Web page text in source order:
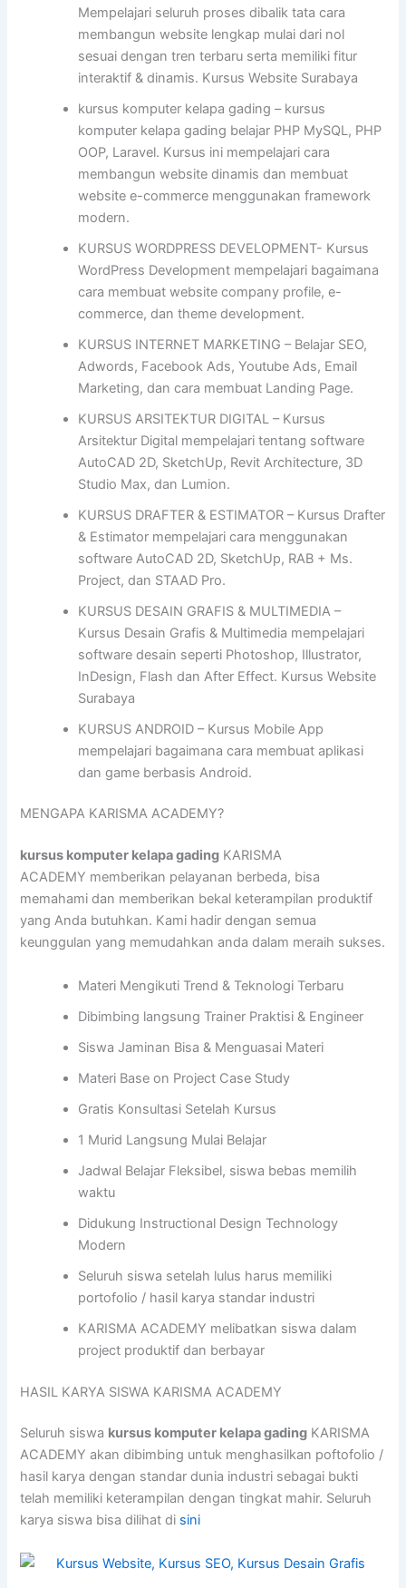
Mempelajari seluruh proses dibalik tata cara
membangun website lengkap mulai dari nol
sesuai dengan tren terbaru serta memiliki fitur
interaktif & dinamis. Kursus Website Surabaya
kursus komputer kelapa gading – kursus
komputer kelapa gading belajar PHP MySQL, PHP
OOP, Laravel. Kursus ini mempelajari cara
membangun website dinamis dan membuat
website e-commerce menggunakan framework
modern.
KURSUS WORDPRESS DEVELOPMENT- Kursus
WordPress Development mempelajari bagaimana
cara membuat website company profile, e-
commerce, dan theme development.
KURSUS INTERNET MARKETING – Belajar SEO,
Adwords, Facebook Ads, Youtube Ads, Email
Marketing, dan cara membuat Landing Page.
KURSUS ARSITEKTUR DIGITAL – Kursus
Arsitektur Digital mempelajari tentang software
AutoCAD 2D, SketchUp, Revit Architecture, 3D
Studio Max, dan Lumion.
KURSUS DRAFTER & ESTIMATOR – Kursus Drafter
& Estimator mempelajari cara menggunakan
software AutoCAD 2D, SketchUp, RAB + Ms.
Project, dan STAAD Pro.
KURSUS DESAIN GRAFIS & MULTIMEDIA –
Kursus Desain Grafis & Multimedia mempelajari
software desain seperti Photoshop, Illustrator,
InDesign, Flash dan After Effect. Kursus Website
Surabaya
KURSUS ANDROID – Kursus Mobile App
mempelajari bagaimana cara membuat aplikasi
dan game berbasis Android.
MENGAPA KARISMA ACADEMY?
kursus komputer kelapa gading KARISMA
ACADEMY memberikan pelayanan berbeda, bisa
memahami dan memberikan bekal keterampilan produktif
yang Anda butuhkan. Kami hadir dengan semua
keunggulan yang memudahkan anda dalam meraih sukses.
Materi Mengikuti Trend & Teknologi Terbaru
Dibimbing langsung Trainer Praktisi & Engineer
Siswa Jaminan Bisa & Menguasai Materi
Materi Base on Project Case Study
Gratis Konsultasi Setelah Kursus
1 Murid Langsung Mulai Belajar
Jadwal Belajar Fleksibel, siswa bebas memilih
waktu
Didukung Instructional Design Technology
Modern
Seluruh siswa setelah lulus harus memiliki
portofolio / hasil karya standar industri
KARISMA ACADEMY melibatkan siswa dalam
project produktif dan berbayar
HASIL KARYA SISWA KARISMA ACADEMY
Seluruh siswa kursus komputer kelapa gading KARISMA
ACADEMY akan dibimbing untuk menghasilkan poftofolio /
hasil karya dengan standar dunia industri sebagai bukti
telah memiliki keterampilan dengan tingkat mahir. Seluruh
karya siswa bisa dilihat di sini